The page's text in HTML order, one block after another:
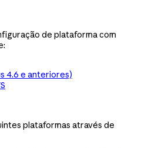
de plataforma com
4.6 e anteriores)
plataformas através de